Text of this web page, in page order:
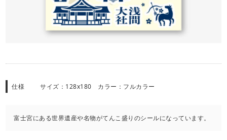
仕様 サイズ：128x180 カラー：フルカラー
富士宮にある世界遺産や名物がてんこ盛りのシールになっています。